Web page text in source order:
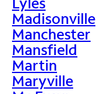
Madisonville
Manchester
Mansfield
Martin
Maryville